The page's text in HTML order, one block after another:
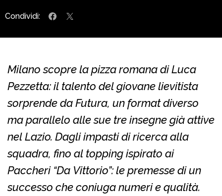
Condividi:
Milano scopre la pizza romana di Luca
Pezzetta: il talento del giovane lievitista
sorprende da Futura, un format diverso
ma parallelo alle sue tre insegne già attive
nel Lazio. Dagli impasti di ricerca alla
squadra, fino al topping ispirato ai
Paccheri “Da Vittorio”: le premesse di un
successo che coniuga numeri e qualità.